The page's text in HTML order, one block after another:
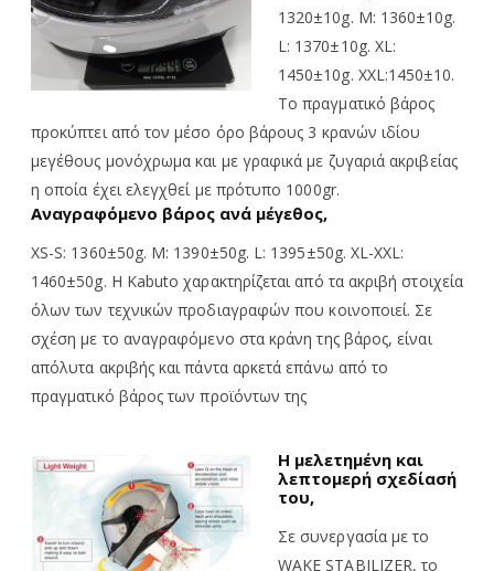
1320±10g. M: 1360±10g.
L: 1370±10g. XL:
1450±10g. XXL:1450±10.
Το πραγματικό βάρος
προκύπτει από τον μέσο όρο βάρους 3 κρανών ιδίου
μεγέθους μονόχρωμα και με γραφικά με ζυγαριά ακριβείας
η οποία έχει ελεγχθεί με πρότυπο 1000gr.
Αναγραφόμενο βάρος ανά μέγεθος,
XS-S: 1360±50g. M: 1390±50g. L: 1395±50g. XL-XXL:
1460±50g. Η Kabuto χαρακτηρίζεται από τα ακριβή στοιχεία
όλων των τεχνικών προδιαγραφών που κοινοποιεί. Σε
σχέση με το αναγραφόμενο στα κράνη της βάρος, είναι
απόλυτα ακριβής και πάντα αρκετά επάνω από το
πραγματικό βάρος των προϊόντων της
Η μελετημένη και
λεπτομερή σχεδίασή
του,
Σε συνεργασία με το
WAKE STABILIZER, το